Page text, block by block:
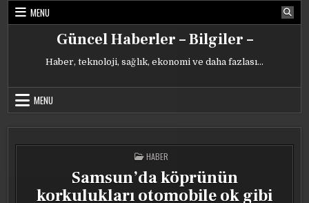
Skip
MENU
Güncel Haberler – Bilgiler –
Haber, teknoloji, sağlık, ekonomi ve daha fazlası…
MENU
POSTED
IN
HABER
Samsun’da köprünün
korkulukları otomobile ok gibi